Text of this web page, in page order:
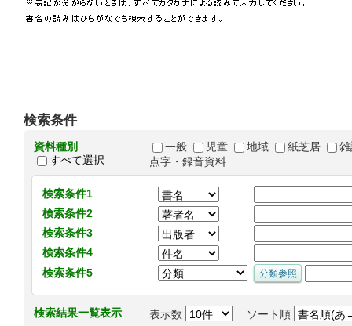
検索条件
資料種別
すべて選択
一般 児童 地域 紙芝居
点字・録音資料
検索条件1
検索条件2
検索条件3
検索条件4
検索条件5
検索結果一覧表示 表示数 ソート順